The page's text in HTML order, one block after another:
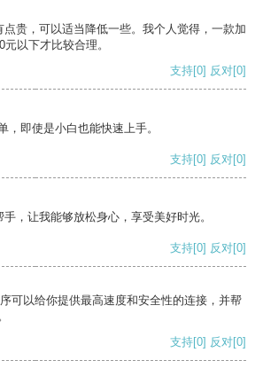
贵，可以适当降低一些。我个人觉得，一款加
以下才比较合理。
支持[0] 反对[0]
，即使是小白也能快速上手。
支持[0] 反对[0]
，让我能够放松身心，享受美好时光。
支持[0] 反对[0]
可以给你提供最高速度和安全性的连接，并帮
支持[0] 反对[0]